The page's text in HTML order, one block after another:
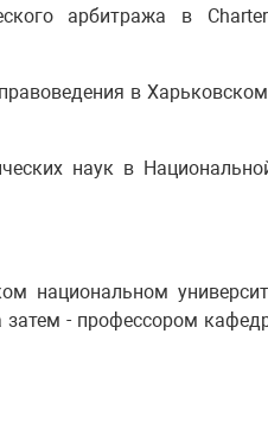
арбитража в
в
наук в
национальном
- профессором